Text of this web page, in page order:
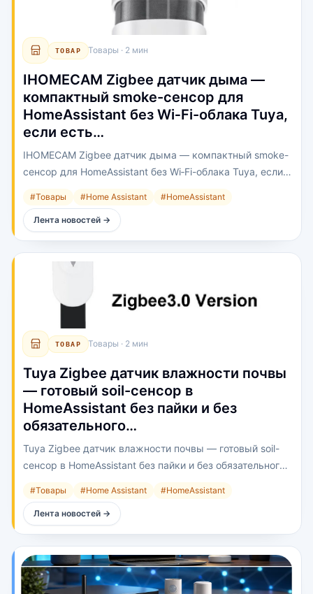
ТОВАР Товары · 2 мин
IHOMECAM Zigbee датчик дыма —
компактный smoke-сенсор для
HomeAssistant без Wi‑Fi-облака Tuya,
если есть…
IHOMECAM Zigbee датчик дыма — компактный smoke-
сенсор для HomeAssistant без Wi‑Fi-облака Tuya, если
#Товары #Home Assistant #HomeAssistant
Лента новостей →
ТОВАР Товары · 2 мин
Tuya Zigbee датчик влажности почвы
— готовый soil-сенсор в
HomeAssistant без пайки и без
обязательного…
Tuya Zigbee датчик влажности почвы — готовый soil-
сенсор в HomeAssistant без пайки и без обязательного
#Товары #Home Assistant #HomeAssistant
Лента новостей →